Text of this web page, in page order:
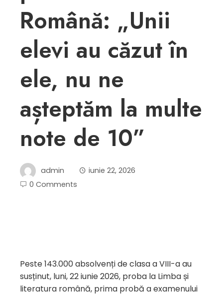
Română: „Unii
elevi au căzut în
ele, nu ne
așteptăm la multe
note de 10”
admin
iunie 22, 2026
0 Comments
Peste 143.000 absolvenți de clasa a VIII-a au
susținut, luni, 22 iunie 2026, proba la Limba și
literatura română, prima probă a examenului